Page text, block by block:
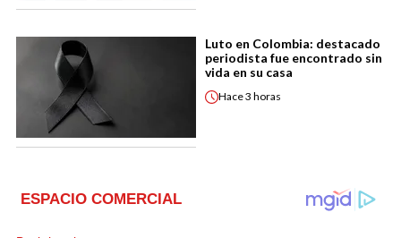
Luto en Colombia: destacado
periodista fue encontrado sin
vida en su casa
Hace3 horas